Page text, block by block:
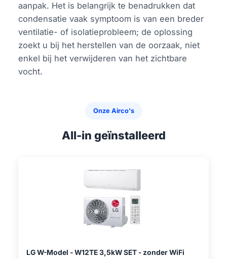
aanpak. Het is belangrijk te benadrukken dat
condensatie vaak symptoom is van een breder
ventilatie- of isolatieprobleem; de oplossing
zoekt u bij het herstellen van de oorzaak, niet
enkel bij het verwijderen van het zichtbare
vocht.
Onze Airco's
All-in geïnstalleerd
LG W-Model - W12TE 3,5kW SET - zonder WiFi